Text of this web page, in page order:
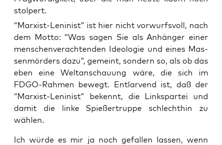
stolpert.
“Mar­xist-Leni­nist” ist hier nicht vor­wurfs­voll, nach
dem Mot­to: “Was sagen Sie als Anhän­ger einer
men­schen­ver­ach­ten­den Ideo­lo­gie und eines Mas­
sen­mör­ders dazu”, gemeint, son­dern so, als ob das
eben eine Welt­an­schau­ung wäre, die sich im
FDGO-Rah­men bewegt. Ent­lar­vend ist, daß der
“Mar­xist-Leni­nist” bekennt, die Links­par­tei und
damit die lin­ke Spie­ßer­trup­pe schlecht­hin zu
wählen.
Ich wür­de es mir ja noch gefal­len las­sen, wenn